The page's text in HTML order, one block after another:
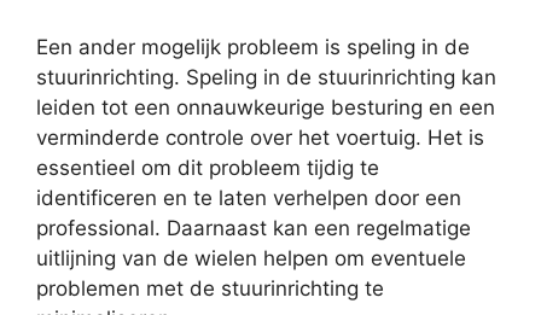
Een ander mogelijk probleem is speling in de
stuurinrichting. Speling in de stuurinrichting kan
leiden tot een onnauwkeurige besturing en een
verminderde controle over het voertuig. Het is
essentieel om dit probleem tijdig te
identificeren en te laten verhelpen door een
professional. Daarnaast kan een regelmatige
uitlijning van de wielen helpen om eventuele
problemen met de stuurinrichting te